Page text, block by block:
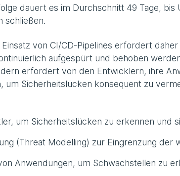
dauert es im Durchschnitt 49 Tage,
schließen.
von CI/CD-Pipelines erfordert
aufgespürt und behoben
erfordert von den Entwicklern, ihre
um Sicherheitslücken konsequent zu
um Sicherheitslücken zu erkennen und
(Threat Modelling) zur Eingrenzung der
Anwendungen, um Schwachstellen zu